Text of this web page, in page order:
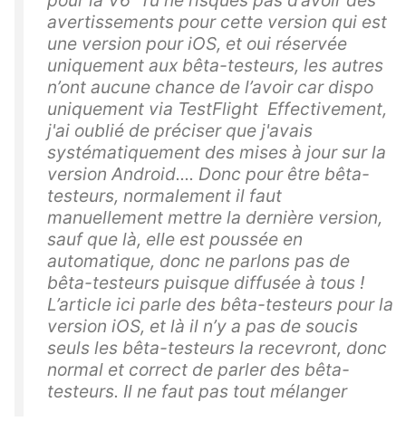
avertissements pour cette version qui est
une version pour iOS, et oui réservée
uniquement aux bêta-testeurs, les autres
n’ont aucune chance de l’avoir car dispo
uniquement via TestFlight Effectivement,
j'ai oublié de préciser que j'avais
systématiquement des mises à jour sur la
version Android.... Donc pour être bêta-
testeurs, normalement il faut
manuellement mettre la dernière version,
sauf que là, elle est poussée en
automatique, donc ne parlons pas de
bêta-testeurs puisque diffusée à tous !
L’article ici parle des bêta-testeurs pour la
version iOS, et là il n’y a pas de soucis
seuls les bêta-testeurs la recevront, donc
normal et correct de parler des bêta-
testeurs. Il ne faut pas tout mélanger